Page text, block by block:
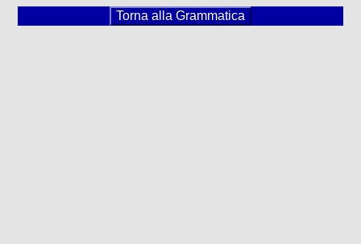
Torna alla Grammatica